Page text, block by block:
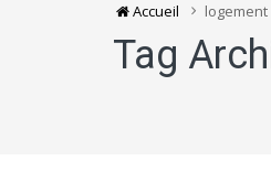
Accueil logement
Tag